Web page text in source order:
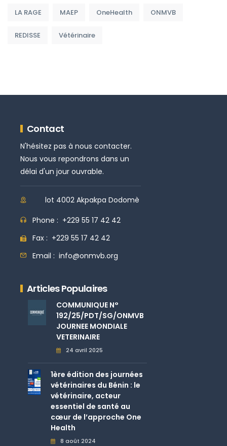
LA RAGE MAEP OneHealth ONMVB
REDISSE Vétérinaire
Contact
N'hésitez pas à nous contacter.
Nous vous repondrons dans un
délai d'un jour ouvrable.
lot 4002 Akpakpa Dodomè
Phone : +229 55 17 42 42
Fax : +229 55 17 42 42
Email : info@onmvb.org
Articles Populaires
COMMUNIQUE N°
192/25/PDT/SG/ONMVB
JOURNEE MONDIALE
VETERINAIRE
24 avril 2025
1ère édition des journées
vétérinaires du Bénin : le
vétérinaire, acteur
essentiel de santé au
cœur de l’approche One
Health
8 août 2024